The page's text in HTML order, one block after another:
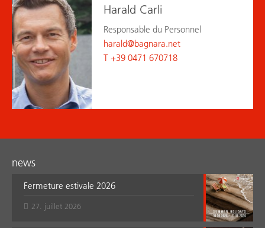
Harald Carli
Responsable du Personnel
harald@bagnara.net
T +39 0471 670718
news
Fermeture estivale 2026
27. juillet 2026